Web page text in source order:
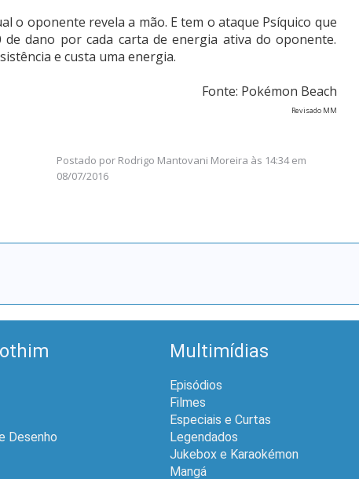
o oponente revela a mão. E tem o ataque Psíquico que
dano por cada carta de energia ativa do oponente.
e custa uma energia.
Fonte: Pokémon Beach
Revisado MM
Postado por Rodrigo Mantovani Moreira às 14:34 em
08/07/2016
Desenho
Multimídias
Episódios
Filmes
Especiais e Curtas
Legendados
Jukebox e Karaokémon
Mangá